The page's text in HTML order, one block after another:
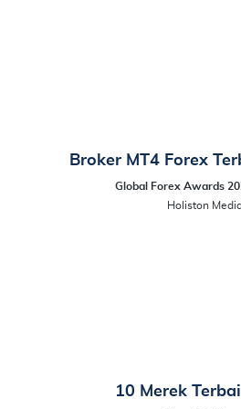
Broker MT4 Forex
Global Forex Awards
Holiston
10 Merek